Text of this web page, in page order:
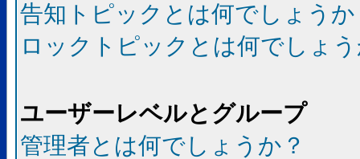
告知トピックとは何でしょうか
ロックトピックとは何でしょ
ユーザーレベルとグループ
管理者とは何でしょうか？